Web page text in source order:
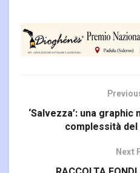
‘Salvezza’: una
complessità
Next